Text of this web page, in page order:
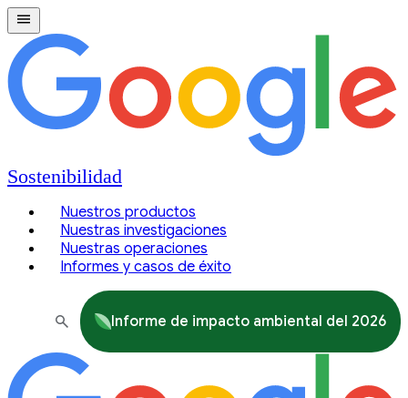
Sostenibilidad
Nuestros productos
Nuestras investigaciones
Nuestras operaciones
Informes y casos de éxito
Informe de impacto ambiental del 2026